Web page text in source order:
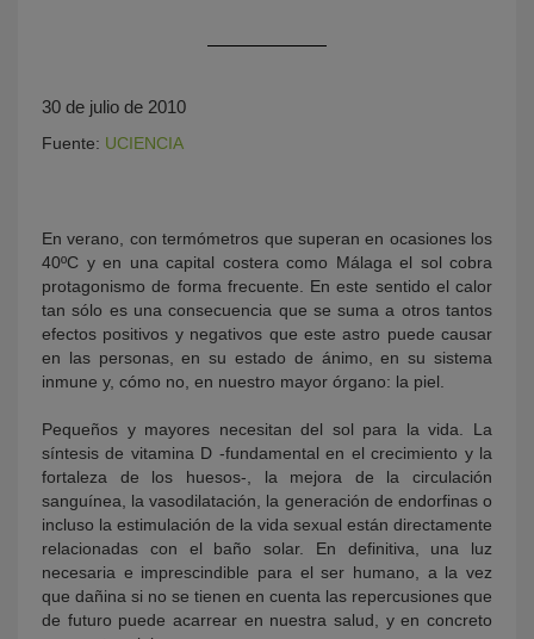
30 de julio de 2010
Fuente: UCIENCIA
En verano, con termómetros que superan en ocasiones los
40ºC y en una capital costera como Málaga el sol cobra
protagonismo de forma frecuente. En este sentido el calor
tan sólo es una consecuencia que se suma a otros tantos
efectos positivos y negativos que este astro puede causar
en las personas, en su estado de ánimo, en su sistema
inmune y, cómo no, en nuestro mayor órgano: la piel.
Pequeños y mayores necesitan del sol para la vida. La
síntesis de vitamina D -fundamental en el crecimiento y la
fortaleza de los huesos-, la mejora de la circulación
sanguínea, la vasodilatación, la generación de endorfinas o
incluso la estimulación de la vida sexual están directamente
relacionadas con el baño solar. En definitiva, una luz
necesaria e imprescindible para el ser humano, a la vez
que dañina si no se tienen en cuenta las repercusiones que
de futuro puede acarrear en nuestra salud, y en concreto